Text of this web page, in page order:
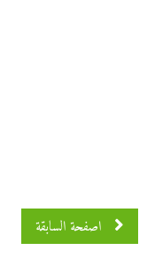
اصفحة السابقة اصفحة 2 من 7